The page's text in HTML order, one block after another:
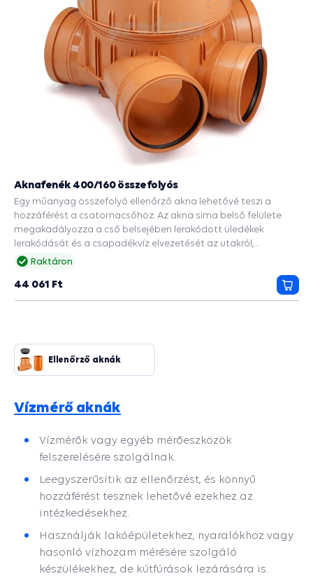
Raktáron
Aknafenék 400/160 összefolyós
Egy műanyag összefolyó ellenőrző akna lehetővé teszi a
hozzáférést a csatornacsőhöz. Az akna sima belső felülete
megakadályozza a cső belsejében lerakódott üledékek
lerakódását és a csapadékvíz elvezetését az utakról,
épületekről. A DN 400 tengely bordázott alja 4 DN 160
talajnyomással szembeni ellenállást. A csomag tartalmaz
még egy DN 315-ös csatornacsõt és egy 2000 kg teherbírású
44 061 Ft
Ellenőrző aknák
Vízmérő aknák
Vízmérők vagy egyéb mérőeszközök
felszerelésére szolgálnak.
Leegyszerűsítik az ellenőrzést, és könnyű
hozzáférést tesznek lehetővé ezekhez az
intézkedésekhez.
Használják lakóépületekhez, nyaralókhoz vagy
hasonló vízhozam mérésére szolgáló
készülékekhez, de kútfúrások lezárására is.